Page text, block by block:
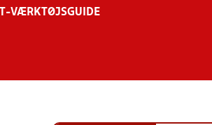
IT-VÆRKTØJSGUIDE